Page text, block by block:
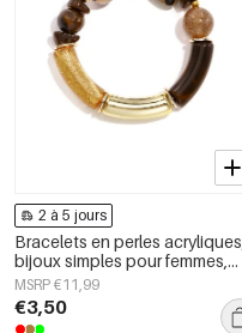
2 à 5 jours
Bracelets en perles acryliques,
bijoux simples pour femmes,
collection Daily Simple
MSRP €11,99
€3,50